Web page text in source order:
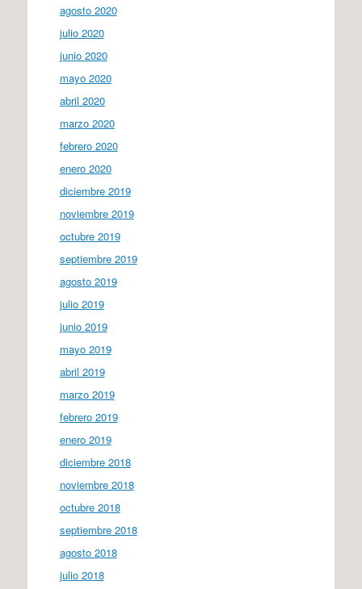
agosto 2020
julio 2020
junio 2020
mayo 2020
abril 2020
marzo 2020
febrero 2020
enero 2020
diciembre 2019
noviembre 2019
octubre 2019
septiembre 2019
agosto 2019
julio 2019
junio 2019
mayo 2019
abril 2019
marzo 2019
febrero 2019
enero 2019
diciembre 2018
noviembre 2018
octubre 2018
septiembre 2018
agosto 2018
julio 2018